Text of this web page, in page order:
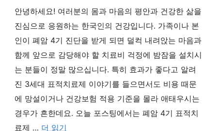
안녕하세요! 여러분의 몸과 마음의 평안과 건강한 삶을
진심으로 응원하는 한국인의 건강입니다. 가족이나 본
인이 폐암 4기 진단을 받게 되면 덜컥 내려앉는 마음과
함께 앞으로 감당해야 할 치료비 걱정에 밤잠을 설치시
는 분들이 정말 많으십니다. 특히 효과가 좋다고 알려
진 3세대 표적치료제 이야기를 들으면서도 비용 때문
에 망설이거나 건강보험 적용 기준을 몰라 애태우시는
경우가 흔한데요. 오늘 포스팅에서는 폐암 4기 표적치
료제 … 더 읽기